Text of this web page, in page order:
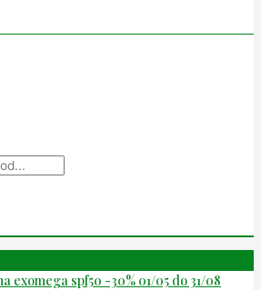
exomega spf50 -30% 01/05 do 31/08